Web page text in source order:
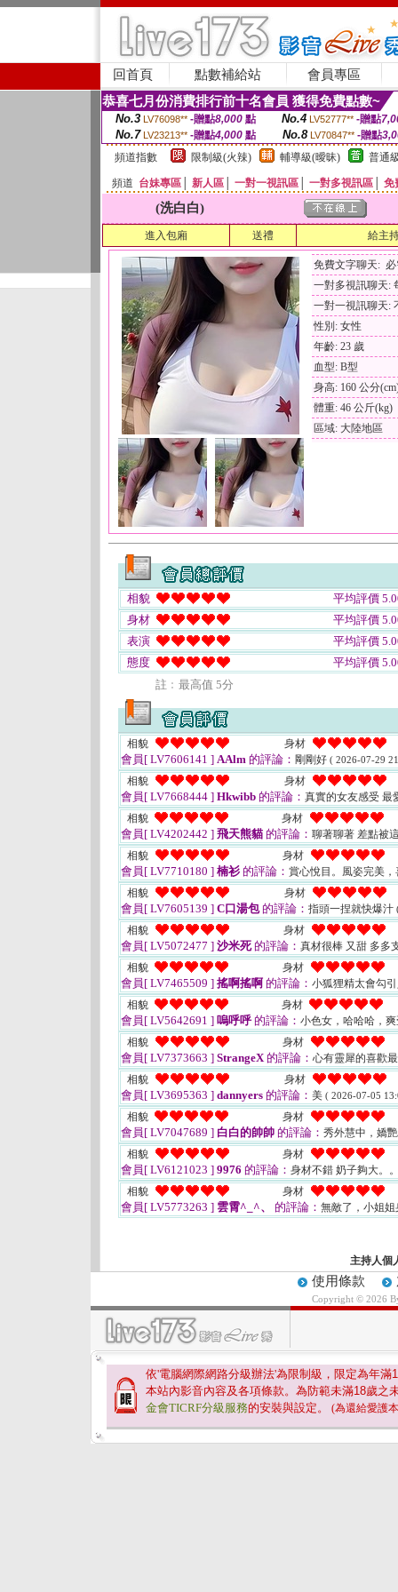
回首頁 點數補給站 會員專區
恭喜七月份消費排行前十名會員 獲得免費點數~
No.3 LV76098** -贈點8,000點 No.4 LV52777** -贈點
No.7 LV23213** -贈點4,000 點 No.8 LV70847** -贈點
頻道指數
限制級(火辣) 輔導級(曖昧) 普通
頻道 台妹專區 新人區 一對一視訊區 一對多視訊區 免
(洗白白)
進入包廂 送禮 給主
免費文字聊天:
一對多視訊聊天:
一對一視訊聊天:
性別: 女性
年齡: 23 歲
血型: B型
身高: 160 公分
體重: 46 公斤(kg)
區域: 大陸地區
相貌
平均評價
身材
平均評價
表演
平均評價
態度
平均評價
註﹕最高值 5分
相貌 身材
會員[ LV7606141 ] AAlm 的評論： 剛剛好 ( 2026-07-29
相貌 身材
會員[ LV7668444 ] Hkwibb 的評論： 真實的女友感受 最
相貌
身材
會員[ LV4202442 ] 飛天熊貓 的評論： 聊著聊著 差點被
相貌
身材
會員[ LV7710180 ] 楠衫 的評論： 賞心悅目。風姿完美
相貌
身材
會員[ LV7605139 ] C口湯包的評論： 指頭一捏就快爆汁
相貌 身材
會員[ LV5072477 ] 沙米死的評論： 真材很棒 又甜 多多
相貌
身材
會員[ LV7465509 ] 搖啊搖啊 的評論： 小狐狸精太會勾
相貌
身材
會員[ LV5642691 ] 嗚呼呼的評論： 小色女，哈哈哈，
相貌
身材
會員[ LV7373663 ] StrangeX的評論： 心有靈犀的喜歡
相貌
身材
會員[ LV3695363 ] dannyers 的評論： 美 ( 2026-07-05
相貌 身材
會員[ LV7047689 ] 白白的帥帥 的評論： 秀外慧中，嬌
相貌
身材
會員[ LV6121023 ] 9976 的評論： 身材不錯 奶子夠大。
相貌
身材
會員[ LV5773263 ] 雲霄^_^、 的評論： 無敵了，小姐
主持人個
使用條款
Copyright © 2026
依'電腦網際網路分級辦法'為限制級，限定為年滿
本站內影音內容及各項條款。為防範未滿18歲之
金會TICRF分級服務的安裝與設定。 (為還給愛護